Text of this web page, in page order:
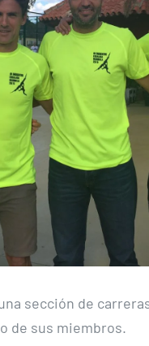
sección de
de sus miembros.